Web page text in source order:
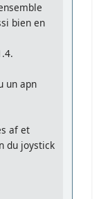
bien en
un apn
af et
du joystick